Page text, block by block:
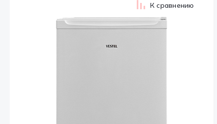
К сравнению